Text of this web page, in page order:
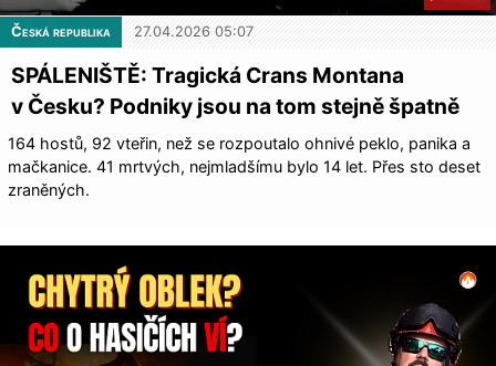
Česká republika 27.04.2026 05:07
SPÁLENIŠTĚ: Tragická Crans Montana
v Česku? Podniky jsou na tom stejně špatně
164 hostů, 92 vteřin, než se rozpoutalo ohnivé peklo, panika a
mačkanice. 41 mrtvých, nejmladšímu bylo 14 let. Přes sto deset
zraněných.